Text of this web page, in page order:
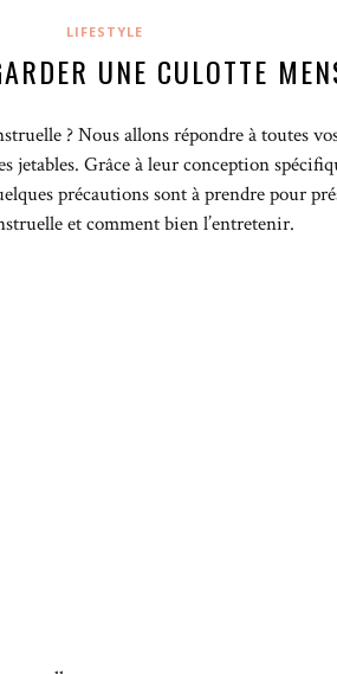
LIFESTYLE
UNE CULOTTE
? Nous allons répondre à toutes
Grâce à leur conception
précautions sont à prendre pour
et comment bien l’entretenir.